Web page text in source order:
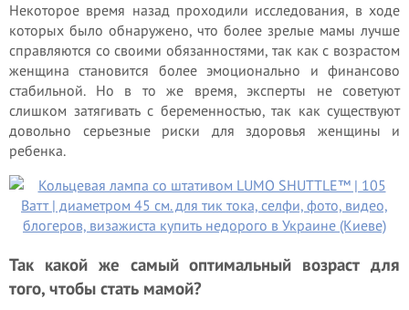
Некоторое время назад проходили исследования, в ходе
которых было обнаружено, что более зрелые мамы лучше
справляются со своими обязанностями, так как с возрастом
женщина становится более эмоционально и финансово
стабильной. Но в то же время, эксперты не советуют
слишком затягивать с беременностью, так как существуют
довольно серьезные риски для здоровья женщины и
ребенка.
Так какой же самый оптимальный возраст для
того, чтобы стать мамой?